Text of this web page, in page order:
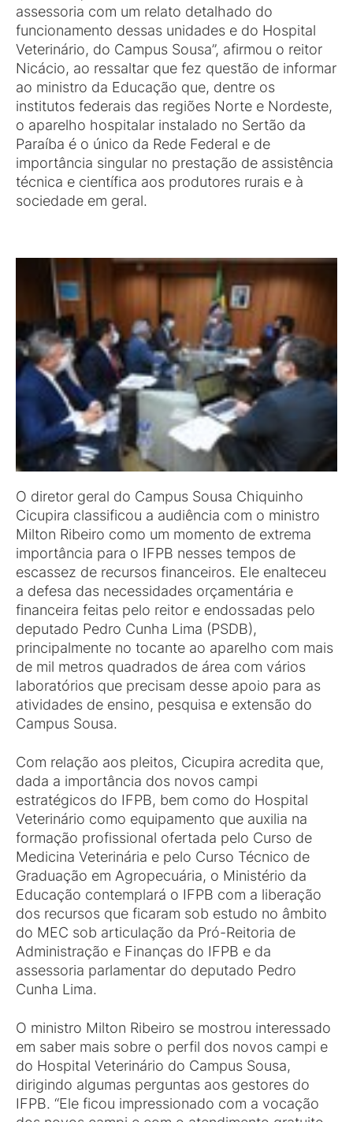
assessoria com um relato detalhado do
funcionamento dessas unidades e do Hospital
Veterinário, do Campus Sousa”, afirmou o reitor
Nicácio, ao ressaltar que fez questão de informar
ao ministro da Educação que, dentre os
institutos federais das regiões Norte e Nordeste,
o aparelho hospitalar instalado no Sertão da
Paraíba é o único da Rede Federal e de
importância singular no prestação de assistência
técnica e científica aos produtores rurais e à
sociedade em geral.
O diretor geral do Campus Sousa Chiquinho
Cicupira classificou a audiência com o ministro
Milton Ribeiro como um momento de extrema
importância para o IFPB nesses tempos de
escassez de recursos financeiros. Ele enalteceu
a defesa das necessidades orçamentária e
financeira feitas pelo reitor e endossadas pelo
deputado Pedro Cunha Lima (PSDB),
principalmente no tocante ao aparelho com mais
de mil metros quadrados de área com vários
laboratórios que precisam desse apoio para as
atividades de ensino, pesquisa e extensão do
Campus Sousa.
Com relação aos pleitos, Cicupira acredita que,
dada a importância dos novos campi
estratégicos do IFPB, bem como do Hospital
Veterinário como equipamento que auxilia na
formação profissional ofertada pelo Curso de
Medicina Veterinária e pelo Curso Técnico de
Graduação em Agropecuária, o Ministério da
Educação contemplará o IFPB com a liberação
dos recursos que ficaram sob estudo no âmbito
do MEC sob articulação da Pró-Reitoria de
Administração e Finanças do IFPB e da
assessoria parlamentar do deputado Pedro
Cunha Lima.
O ministro Milton Ribeiro se mostrou interessado
em saber mais sobre o perfil dos novos campi e
do Hospital Veterinário do Campus Sousa,
dirigindo algumas perguntas aos gestores do
IFPB. “Ele ficou impressionado com a vocação